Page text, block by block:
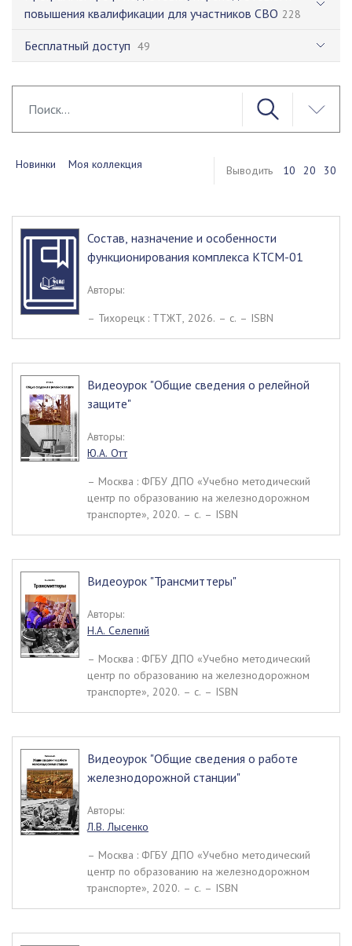
повышения квалификации для участников СВО 228
Бесплатный доступ 49
Новинки Моя коллекция Выводить 10 20 30
Состав, назначение и особенности
функционирования комплекса КТСМ-01
Авторы:
– Тихорецк : ТТЖТ, 2026. – c. – ISBN
Видеоурок "Общие сведения о релейной
защите"
Авторы:
Ю.А. Отт
– Москва : ФГБУ ДПО «Учебно методический
центр по образованию на железнодорожном
транспорте», 2020. – c. – ISBN
Видеоурок "Трансмиттеры"
Авторы:
Н.А. Селепий
– Москва : ФГБУ ДПО «Учебно методический
центр по образованию на железнодорожном
транспорте», 2020. – c. – ISBN
Видеоурок "Общие сведения о работе
железнодорожной станции"
Авторы:
Л.В. Лысенко
– Москва : ФГБУ ДПО «Учебно методический
центр по образованию на железнодорожном
транспорте», 2020. – c. – ISBN